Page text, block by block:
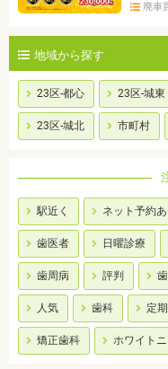
廃車
地域から探す
23区-都心 23区-城東
23区-城北 市町村
駅近く ネット予約あ
歯医者 日曜診療
歯周病 評判
人気 歯科 定
矯正歯科 ホワイト